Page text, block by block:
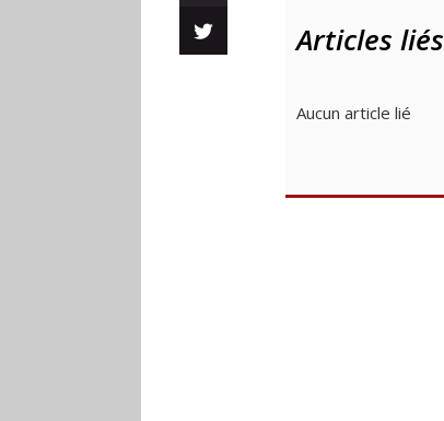
Articles liés
Aucun article lié